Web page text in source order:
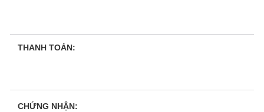
THANH TOÁN:
CHỨNG NHẬN: